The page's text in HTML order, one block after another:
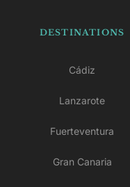
DESTINATIONS
Cádiz
Lanzarote
Fuerteventura
Gran Canaria